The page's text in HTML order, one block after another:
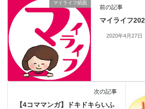
マイライフ紙面
前の記事
マイライフ
2020年4月27日
次の記事
【4コママンガ】ドキドキらいふ